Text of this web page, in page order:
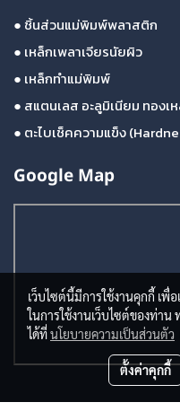
● ชิ้นส่วนแม่พิมพ์พลาสติก
● เหล็กเพลาเจียรนัยผิว
● เหล็กทำแม่พิมพ์
● สแตนเลส อะลูมิเนียม ทองเ
● ตะไบเช็คความแข็ง
Google Map
เว็บไซต์นี้มีการใช้งานคุกกี้ เ
ในการใช้งานเว็บไซต์ของท่า
ได้ที่นโยบายความเป็นส่วนตัว
ตั้งค่าคุกกี้